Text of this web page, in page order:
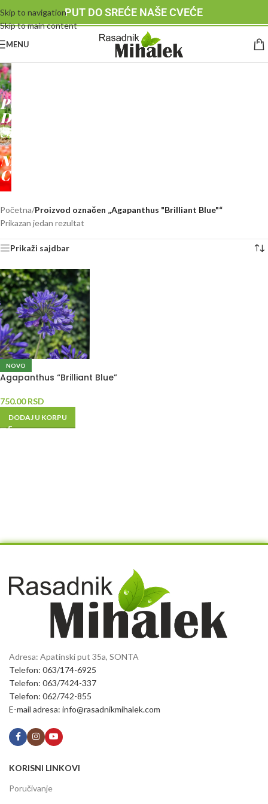
Skip to navigation
Skip to main content
PUT DO SREĆE NAŠE CVEĆE
MENU
RASADNIK
MIHALEK
PUT
DO
SREĆE
-
NAŠE
CVEĆE
Početna/Proizvod označen „Agapanthus "Brilliant Blue"“
Prikazan jedan rezultat
Prikaži sajdbar
NOVO
Agapanthus “Brilliant Blue”
750.00RSD
DODAJ U KORPU
Adresa: Apatinski put 35a, SONTA
Telefon: 063/174-6925
Telefon: 063/7424-337
Telefon: 062/742-855
E-mail adresa: info@rasadnikmihalek.com
KORISNI LINKOVI
Poručivanje